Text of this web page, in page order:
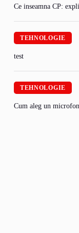
Ce inseamna CP:
TEHNOLOGIE
test
TEHNOLOGIE
Cum aleg un